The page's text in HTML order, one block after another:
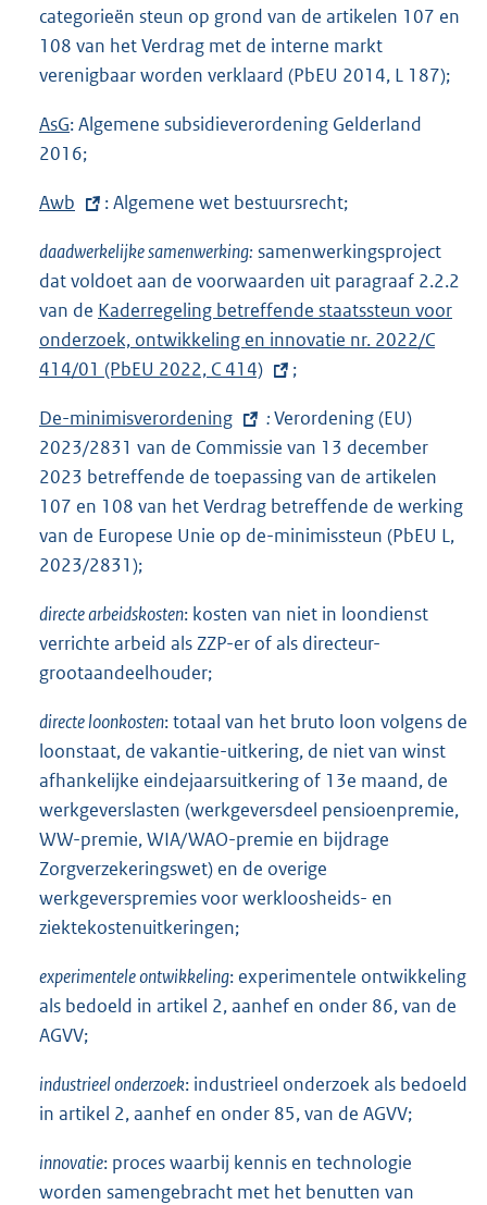
t
e
r
e
l
i
k
:
categorieën steun op grond van de artikelen 107 en
108 van het Verdrag met de interne markt
verenigbaar worden verklaard (PbEU 2014, L 187);
AsG: Algemene subsidieverordening Gelderland
2016;
E
t
e
r
n
e
l
i
n
k
Awb : Algemene wet bestuursrecht;
daadwerkelijke samenwerking: samenwerkingsproject
dat voldoet aan de voorwaarden uit paragraaf 2.2.2
van de E
x
r
n
e
i
n
k
Kaderregeling betreffende staatssteun voor
onderzoek, ontwikkeling en innovatie nr. 2022/C
414/01 (PbEU 2022, C 414)
;
E
x
t
e
r
n
l
i
n
k
:
De-minimisverordening :Verordening (EU)
2023/2831 van de Commissie van 13 december
2023 betreffende de toepassing van de artikelen
107 en 108 van het Verdrag betreffende de werking
van de Europese Unie op de-minimissteun (PbEU L,
2023/2831);
directe arbeidskosten: kosten van niet in loondienst
verrichte arbeid als ZZP-er of als directeur-
grootaandeelhouder;
directe loonkosten: totaal van het bruto loon volgens de
loonstaat, de vakantie-uitkering, de niet van winst
afhankelijke eindejaarsuitkering of 13e maand, de
werkgeverslasten (werkgeversdeel pensioenpremie,
WW-premie, WIA/WAO-premie en bijdrage
Zorgverzekeringswet) en de overige
werkgeverspremies voor werkloosheids- en
ziektekostenuitkeringen;
experimentele ontwikkeling: experimentele ontwikkeling
als bedoeld in artikel 2, aanhef en onder 86, van de
AGVV;
industrieel onderzoek: industrieel onderzoek als bedoeld
in artikel 2, aanhef en onder 85, van de AGVV;
innovatie: proces waarbij kennis en technologie
worden samengebracht met het benutten van